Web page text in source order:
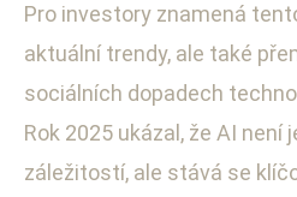
Pro investory znamená
aktuální trendy, ale také
sociálních dopadech
Rok 2025 ukázal, že AI není
záležitostí, ale stává se